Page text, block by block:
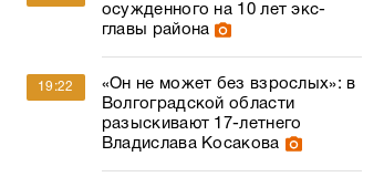
осужденного на 10 лет экс-
главы района
19:22
«Он не может без взрослых»: в
Волгоградской области
разыскивают 17-летнего
Владислава Косакова